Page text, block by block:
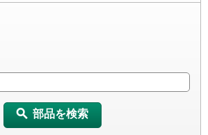
部品を検索